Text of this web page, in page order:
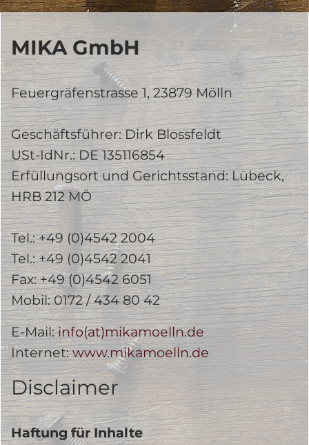
MIKA GmbH
Feuergräfenstrasse 1, 23879 Mölln
Geschäftsführer: Dirk Blossfeldt
USt-IdNr.: DE 135116854
Erfüllungsort und Gerichtsstand: Lübeck,
HRB 212 MÖ
Tel.: +49 (0)4542 2004
Tel.: +49 (0)4542 2041
Fax: +49 (0)4542 6051
Mobil: 0172 / 434 80 42
E-Mail:info(at)mikamoelln.de
Internet:www.mikamoelln.de
Disclaimer
Haftung für Inhalte